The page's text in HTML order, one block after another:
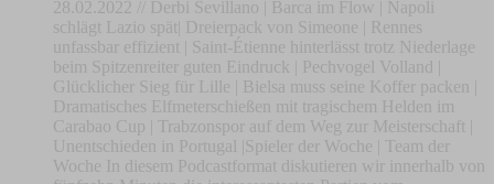
28.02.2022 // Derbi Sevillano | Barca im Flow | Napoli
schlägt Lazio spät| Dreierpack von Simeone | Rennes
unfassbar effizient | Saint-Étienne hinterlässt trotz Niederlage
beim Spitzenreiter guten Eindruck | Pechvogel Volland |
Glücklicher Sieg für Lille | Bielsa muss seine Koffer packen |
Dramatisches Elfmeterschießen mit tragischem Helden im
Carabao Cup | Trabzonspor auf dem Weg zur Meisterschaft |
Unentschieden in Portugal |Spieler der Woche | Team der
Woche In diesem Podcastformat diskutieren wir innerhalb von